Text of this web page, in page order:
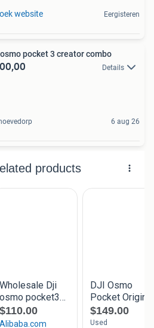
website Eergisteren
pocket 3 creator combo
Details
6 aug 26